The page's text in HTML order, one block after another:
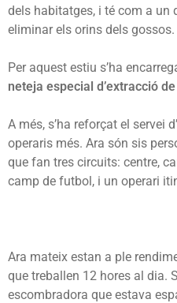
dels habitatges, i té com a un
eliminar els orins dels gossos.
Per aquest estiu s’ha
neteja especial d’extracció
A més, s’ha reforçat el servei
operaris més. Ara són sis
que fan tres circuits: centre,
camp de futbol, i un operari
Ara mateix estan a ple
que treballen 12 hores al dia.
escombradora que estava